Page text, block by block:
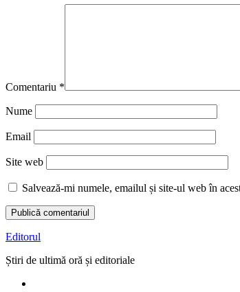
Comentariu *
Nume
Email
Site web
Salvează-mi numele, emailul și site-ul web în
Editorul
Știri de ultimă oră și editoriale